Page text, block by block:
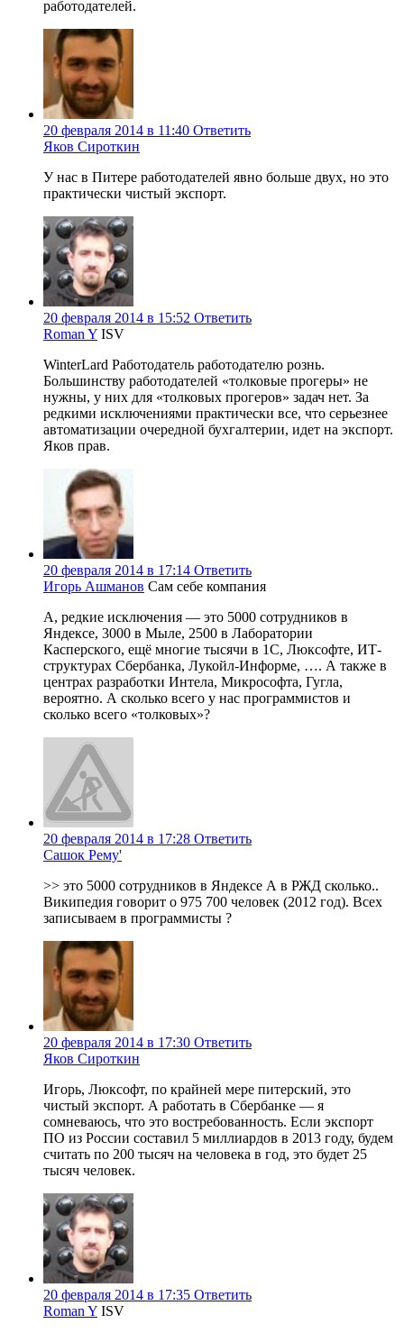
работодателей.
20 февраля 2014 в 11:40 Ответить
Яков Сироткин
У нас в Питере работодателей явно больше двух, но это
практически чистый экспорт.
20 февраля 2014 в 15:52 Ответить
Roman Y ISV
WinterLard Работодатель работодателю рознь.
Большинству работодателей «толковые прогеры» не
нужны, у них для «толковых прогеров» задач нет. За
редкими исключениями практически все, что серьезнее
автоматизации очередной бухгалтерии, идет на экспорт.
Яков прав.
20 февраля 2014 в 17:14 Ответить
Игорь Ашманов Сам себе компания
А, редкие исключения — это 5000 сотрудников в
Яндексе, 3000 в Мыле, 2500 в Лаборатории
Касперского, ещё многие тысячи в 1С, Люксофте, ИТ-
структурах Сбербанка, Лукойл-Информе, …. А также в
центрах разработки Интела, Микрософта, Гугла,
вероятно. А сколько всего у нас программистов и
сколько всего «толковых»?
20 февраля 2014 в 17:28 Ответить
Сашок Рему'
>> это 5000 сотрудников в Яндексе А в РЖД сколько..
Википедия говорит о 975 700 человек (2012 год). Всех
записываем в программисты ?
20 февраля 2014 в 17:30 Ответить
Яков Сироткин
Игорь, Люксофт, по крайней мере питерский, это
чистый экспорт. А работать в Сбербанке — я
сомневаюсь, что это востребованность. Если экспорт
ПО из России составил 5 миллиардов в 2013 году, будем
считать по 200 тысяч на человека в год, это будет 25
тысяч человек.
20 февраля 2014 в 17:35 Ответить
Roman Y ISV